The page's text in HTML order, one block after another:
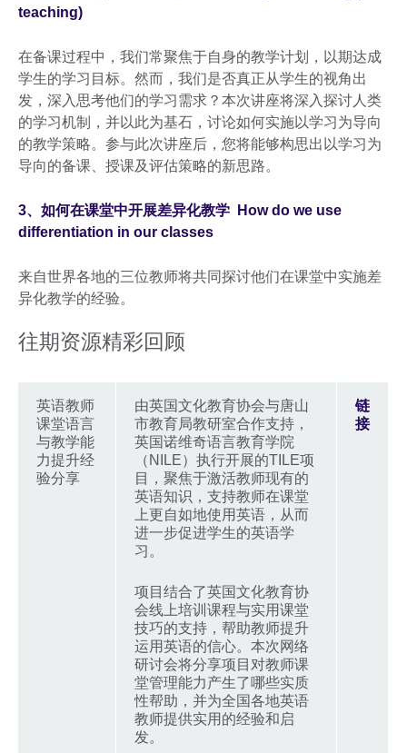
teaching)
在备课过程中，我们常聚焦于自身的教学计划，以期达成
学生的学习目标。然而，我们是否真正从学生的视角出
发，深入思考他们的学习需求？本次讲座将深入探讨人类
的学习机制，并以此为基石，讨论如何实施以学习为导向
的教学策略。参与此次讲座后，您将能够构思出以学习为
导向的备课、授课及评估策略的新思路。
3、如何在课堂中开展差异化教学 How do we use
differentiation in our classes
来自世界各地的三位教师将共同探讨他们在课堂中实施差
异化教学的经验。
往期资源精彩回顾
英语教师
课堂语言
与教学能
力提升经
验分享
由英国文化教育协会与唐山
市教育局教研室合作支持，
英国诺维奇语言教育学院
（NILE）执行开展的TILE项
目，聚焦于激活教师现有的
英语知识，支持教师在课堂
上更自如地使用英语，从而
进一步促进学生的英语学
习。
项目结合了英国文化教育协
会线上培训课程与实用课堂
技巧的支持，帮助教师提升
运用英语的信心。本次网络
研讨会将分享项目对教师课
堂管理能力产生了哪些实质
性帮助，并为全国各地英语
教师提供实用的经验和启
发。
链
接